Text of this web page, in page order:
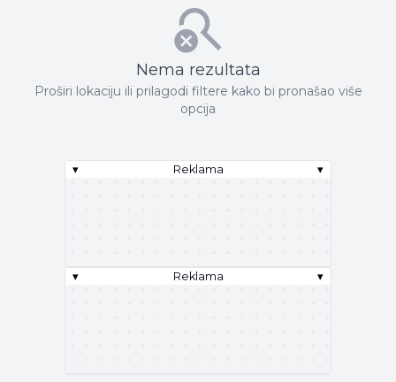
Nema rezultata
Proširi lokaciju ili prilagodi filtere kako bi pronašao više
opcija
▾ Reklama ▾
▾ Reklama ▾